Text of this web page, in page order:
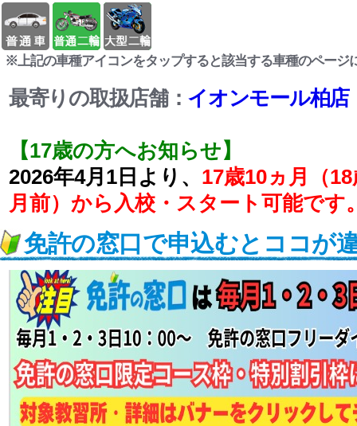
※上記の車種アイコンをタップすると該当する車種のページ
最寄りの取扱店舗： イオンモール柏店
【17歳の方へお知らせ】
2026年4月1日より、 17歳10ヵ月（
月前）から入校・スタート可能です
免許の窓口で申込むとココが